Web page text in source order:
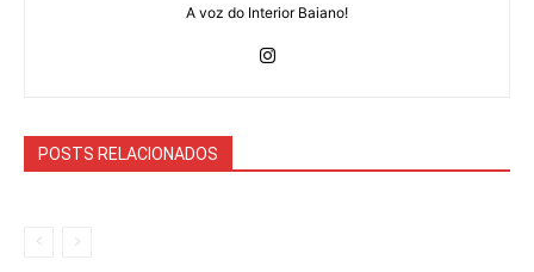
A voz do Interior Baiano!
POSTS RELACIONADOS